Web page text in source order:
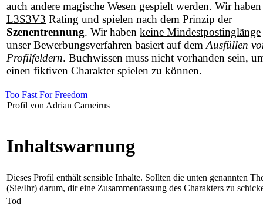
auch andere magische Wesen gespielt werden. Wir
L3S3V3 Rating und spielen nach dem Prinzip der
Szenentrennung. Wir haben keine Mindestpostinglänge
unser Bewerbungsverfahren basiert auf dem Ausfüllen
Profilfeldern. Buchwissen muss nicht vorhanden sein,
einen fiktiven Charakter spielen zu können.
Too Fast For Freedom
Profil von Adrian Carneirus
Inhaltswarnung
Dieses Profil enthält sensible Inhalte. Sollten die unten genannten
(Sie/Ihr) darum, dir eine Zusammenfassung des Charakters zu
Tod